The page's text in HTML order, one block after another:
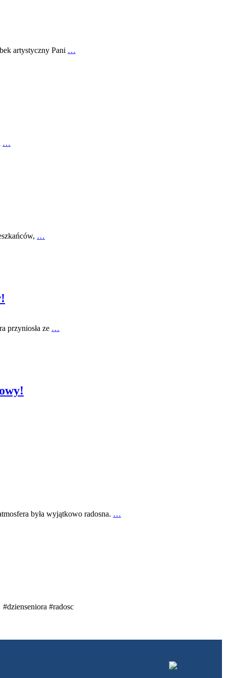
artystyczny Pani …
…
…
przyniosła ze …
była wyjątkowo radosna. …
#radosc